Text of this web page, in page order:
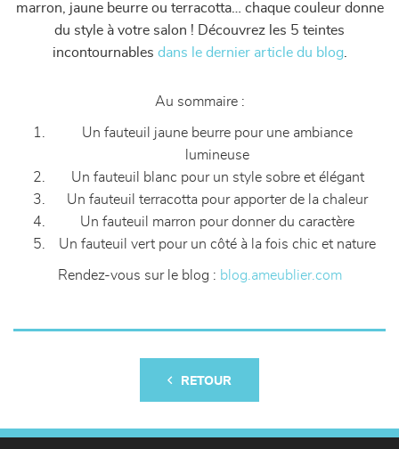
marron, jaune beurre ou terracotta… chaque couleur donne
du style à votre salon ! Découvrez les 5 teintes
incontournables dans le dernier article du blog.
Au sommaire :
Un fauteuil jaune beurre pour une ambiance
lumineuse
Un fauteuil blanc pour un style sobre et élégant
Un fauteuil terracotta pour apporter de la chaleur
Un fauteuil marron pour donner du caractère
Un fauteuil vert pour un côté à la fois chic et nature
Rendez-vous sur le blog : blog.ameublier.com
RETOUR